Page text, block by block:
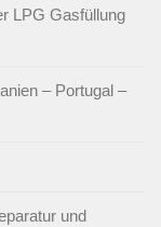
LPG Gasfüllung
– Portugal –
und